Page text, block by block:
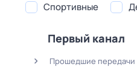
Спортивные
Первый канал
Прошедшие передачи